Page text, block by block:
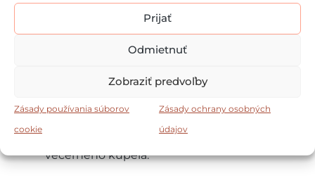
Prijať
Odmietnuť
Zobraziť predvoľby
Zásady používania súborov
cookie
Zásady ochrany osobných
údajov
– kvapnite 5 – 7 kvapiek oleja do
difúzera 30 minút pred spaním.
Aromatický sprej – zmiešajte olej s
destilovanou vodou a postriekajte vankúš.
oleji a vmasírujte do spánkov a zátylku.
– pridajte 4 – 5 kvapiek do
večerného kúpeľa.